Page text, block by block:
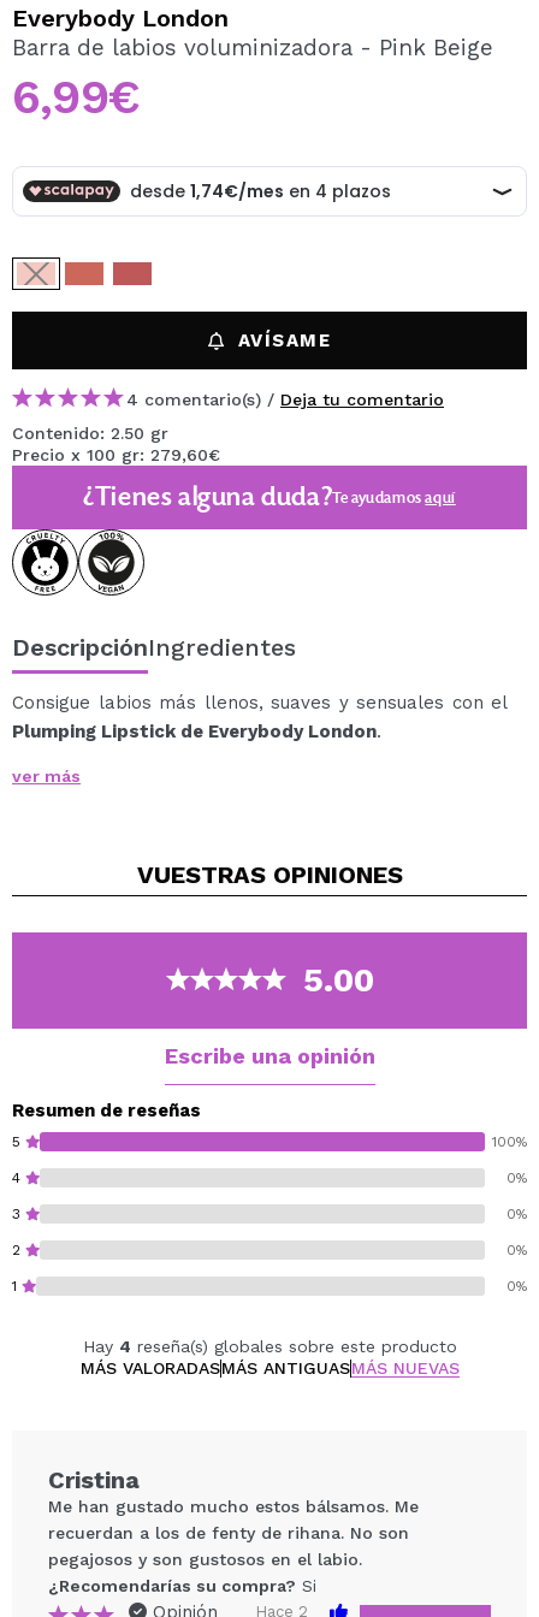
Al crear una cuenta en Maquillalia.com podrás realizar
tus compras rápidamente, revisar el estado de tus
pedidos y consultar tus operaciones anteriores.
CREAR CUENTA
Everybody London
Barra de labios voluminizadora - Pink Beige
6,99€
AVÍSAME
4 comentario(s) / Deja tu comentario
Contenido: 2.50 gr
Precio x 100 gr: 279,60€
¿Tienes alguna duda?Te ayudamosaquí
DescripciónIngredientes
Consigue labios más llenos, suaves y sensuales con el
Plumping Lipstick de Everybody London.
efecto voluminizador visible, gracias a ingredientes
Su fórmula hidratante y nutritiva deja los labios con un
realzando tu sonrisa en cada aplicación. Ideal para
citas, selfies, fiestas… o cualquier momento en el que
quieras destacar sin esfuerzo.
ver más
VUESTRAS OPINIONES
5.00
Escribe una opinión
Resumen de reseñas
5 100%
4 0%
3 0%
2 0%
1 0%
Hay 4 reseña(s) globales sobre este producto
MÁS VALORADASMÁS ANTIGUASMÁS NUEVAS
Cristina
Me han gustado mucho estos bálsamos. Me
recuerdan a los de fenty de rihana. No son
pegajosos y son gustosos en el labio.
¿Recomendarías su compra? Si
Opinión
Hace 2